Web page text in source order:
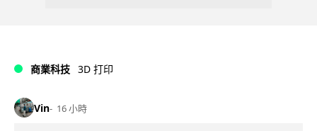
商業科技 3D 打印
Vin 16 小時